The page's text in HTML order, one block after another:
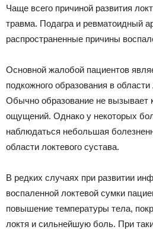
Чаще всего причиной развития
травма. Подагра и ревматоидный
распространенные причины
Основной жалобой пациентов
подкожного образования в области
Обычно образование не вызывает
ощущений. Однако у некоторых
наблюдаться небольшая
области локтевого сустава.
В редких случаях при развитии
воспаленной локтевой сумки
повышение температуры тела,
локтя и сильнейшую боль. При